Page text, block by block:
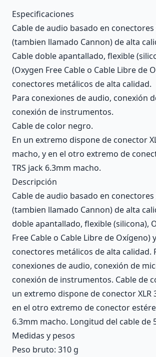
Description
Especificaciones
Cable de audio basado en conectores
(tambien llamado Cannon) de alta
Cable doble apantallado, flexible
(Oxygen Free Cable o Cable Libre de
conectores metálicos de alta calidad.
Para conexiones de audio, conexión
conexión de instrumentos.
Cable de color negro.
En un extremo dispone de conector
macho, y en el otro extremo de
TRS jack 6.3mm macho.
Descripción
Cable de audio basado en conectores
(tambien llamado Cannon) de alta
doble apantallado, flexible (silicona),
Free Cable o Cable Libre de Oxígeno)
conectores metálicos de alta calidad.
conexiones de audio, conexión de
conexión de instrumentos. Cable de
un extremo dispone de conector XLR
en el otro extremo de conector
6.3mm macho. Longitud del cable de
Medidas y pesos
Peso bruto: 310 g